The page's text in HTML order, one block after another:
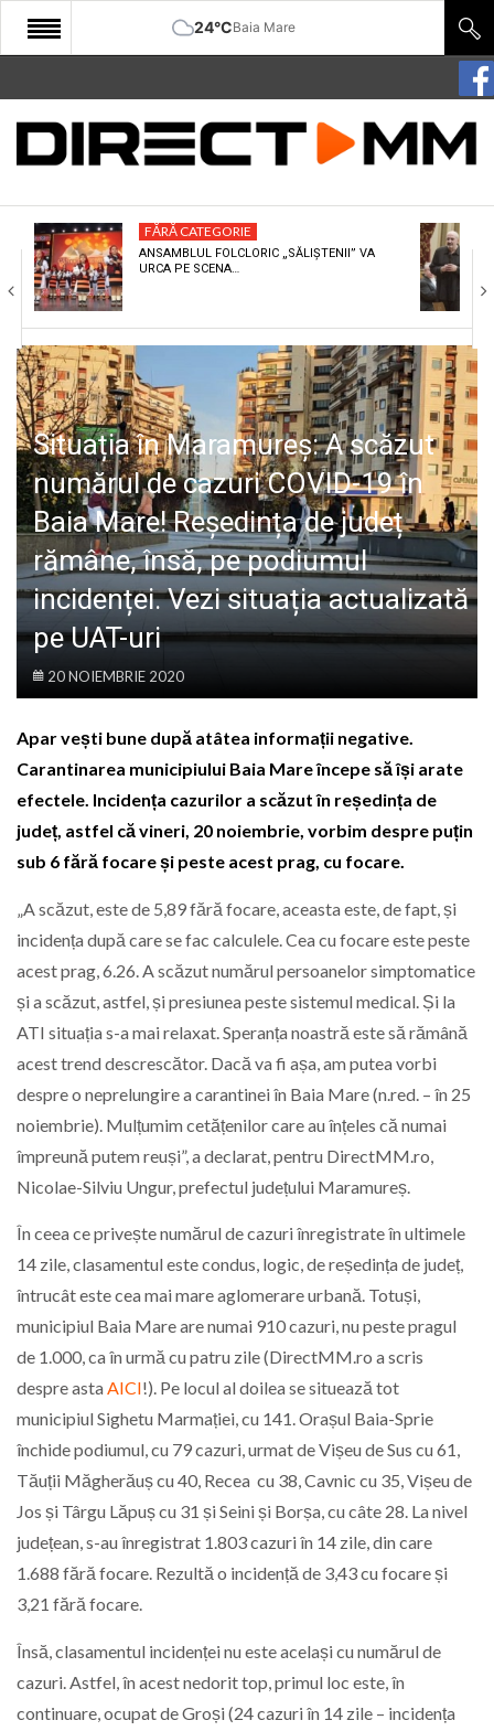
24°CBaia Mare
START
COMUNITATE
CULTURA
ECONOMIE
SANATATE
SPORT
SPECIAL
POLITIC
LIFE
FĂRĂ CATEGORIE
ANSAMBLUL FOLCLORIC „SĂLIȘTENII” VA
URCA PE SCENA…
Situația în Maramureș: A scăzut
numărul de cazuri COVID-19 în
Baia Mare! Reședința de județ
rămâne, însă, pe podiumul
incidenței. Vezi situația actualizată
pe UAT-uri
20 NOIEMBRIE 2020
Apar vești bune după atâtea informații negative.
Carantinarea municipiului Baia Mare începe să își arate
efectele. Incidența cazurilor a scăzut în reședința de
județ, astfel că vineri, 20 noiembrie, vorbim despre puțin
sub 6 fără focare și peste acest prag, cu focare.
„A scăzut, este de 5,89 fără focare, aceasta este, de fapt, și
incidența după care se fac calculele. Cea cu focare este peste
acest prag, 6.26. A scăzut numărul persoanelor simptomatice
și a scăzut, astfel, și presiunea peste sistemul medical. Și la
ATI situația s-a mai relaxat. Speranța noastră este să rămână
acest trend descrescător. Dacă va fi așa, am putea vorbi
despre o neprelungire a carantinei în Baia Mare (n.red. – în 25
noiembrie). Mulțumim cetățenilor care au înțeles că numai
împreună putem reuși”, a declarat, pentru DirectMM.ro,
Nicolae-Silviu Ungur, prefectul județului Maramureș.
În ceea ce privește numărul de cazuri înregistrate în ultimele
14 zile, clasamentul este condus, logic, de reședința de județ,
întrucât este cea mai mare aglomerare urbană. Totuși,
municipiul Baia Mare are numai 910 cazuri, nu peste pragul
de 1.000, ca în urmă cu patru zile (DirectMM.ro a scris
despre astaAICI!). Pe locul al doilea se situează tot
municipiul Sighetu Marmației, cu 141. Orașul Baia-Sprie
închide podiumul, cu 79 cazuri, urmat de Vișeu de Sus cu 61,
Tăuții Măgherăuș cu 40, Recea cu 38, Cavnic cu 35, Vișeu de
Jos și Târgu Lăpuș cu 31 și Seini și Borșa, cu câte 28. La nivel
județean, s-au înregistrat 1.803 cazuri în 14 zile, din care
1.688 fără focare. Rezultă o incidență de 3,43 cu focare și
3,21 fără focare.
Însă, clasamentul incidenței nu este același cu numărul de
cazuri. Astfel, în acest nedorit top, primul loc este, în
continuare, ocupat de Groși (24 cazuri în 14 zile – incidența